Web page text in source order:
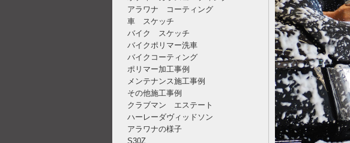
アラワナ コーティング
車 スケッチ
バイク スケッチ
バイクポリマー洗車
バイクコーティング
ポリマー加工事例
メンテナンス施工事例
その他施工事例
クラブマン エステート
ハーレーダヴィッドソン
アラワナの様子
S30Z